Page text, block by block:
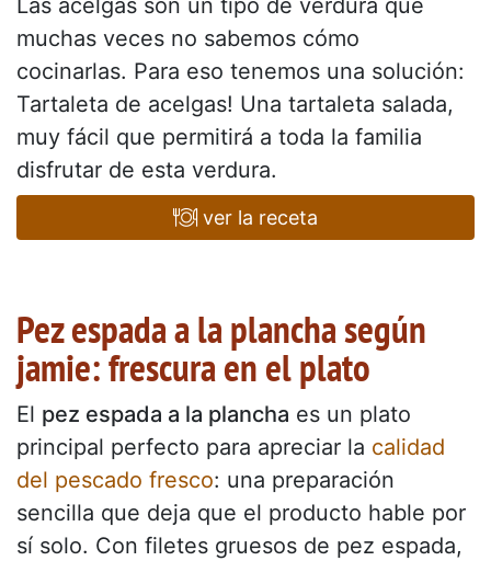
Las acelgas son un tipo de verdura que
muchas veces no sabemos cómo
cocinarlas. Para eso tenemos una solución:
Tartaleta de acelgas! Una tartaleta salada,
muy fácil que permitirá a toda la familia
disfrutar de esta verdura.
ver la receta
Pez espada a la plancha según
jamie: frescura en el plato
El pez espada a la plancha es un plato
principal perfecto para apreciar la calidad
del pescado fresco: una preparación
sencilla que deja que el producto hable por
sí solo. Con filetes gruesos de pez espada,